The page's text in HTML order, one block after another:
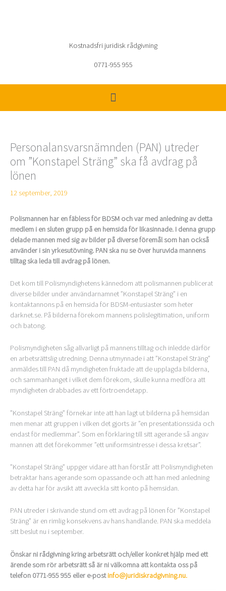
Kostnadsfri juridisk rådgivning
0771-955 955
Personalansvarsnämnden (PAN) utreder
om ”Konstapel Sträng” ska få avdrag på
lönen
12 september, 2019
Polismannen har en fäbless för BDSM och var med anledning av detta
medlem i en sluten grupp på en hemsida för likasinnade. I denna grupp
delade mannen med sig av bilder på diverse föremål som han också
använder i sin yrkesutövning. PAN ska nu se över huruvida mannens
tilltag ska leda till avdrag på lönen.
Det kom till Polismyndighetens kännedom att polismannen publicerat
diverse bilder under användarnamnet ”Konstapel Sträng” i en
kontaktannons på en hemsida för BDSM-entusiaster som heter
darknet.se. På bilderna förekom mannens polislegitimation, uniform
och batong.
Polismyndigheten såg allvarligt på mannens tilltag och inledde därför
en arbetsrättslig utredning. Denna utmynnade i att ”Konstapel Sträng”
anmäldes till PAN då myndigheten fruktade att de upplagda bilderna,
och sammanhanget i vilket dem förekom, skulle kunna medföra att
myndigheten drabbades av ett förtroendetapp.
”Konstapel Sträng” förnekar inte att han lagt ut bilderna på hemsidan
men menar att gruppen i vilken det gjorts är ”en presentationssida och
endast för medlemmar”. Som en förklaring till sitt agerande så angav
mannen att det förekommer ”ett uniformsintresse i dessa kretsar”.
”Konstapel Sträng” uppger vidare att han förstår att Polismyndigheten
betraktar hans agerande som opassande och att han med anledning
av detta har för avsikt att avveckla sitt konto på hemsidan.
PAN utreder i skrivande stund om ett avdrag på lönen för ”Konstapel
Sträng” är en rimlig konsekvens av hans handlande. PAN ska meddela
sitt beslut nu i september.
Önskar ni rådgivning kring arbetsrätt och/eller konkret hjälp med ett
ärende som rör arbetsrätt så är ni välkomna att kontakta oss på
telefon 0771-955 955 eller e-postinfo@juridiskradgivning.nu.